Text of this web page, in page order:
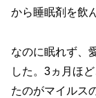
から睡眠剤を飲
なのに眠れず、
した。3ヵ月ほ
たのがマイルス